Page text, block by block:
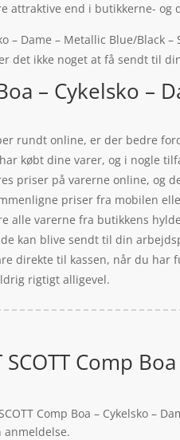
attraktive end i butikkerne-
– Dame – Metallic Blue/
det ikke noget at få sendt til
Boa – Cykelsko
rundt online, er der bedre
købt dine varer, og i nogle
priser på varerne online, og
priser fra mobilen
alle varerne fra butikkens
kan blive sendt til din
direkte til kassen, når du
rigtigt alligevel.
SCOTT Comp
Comp Boa – Cykelsko –
anmeldelse.